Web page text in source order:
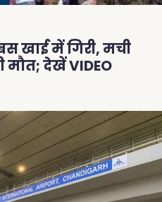
खाई में गिरी, मची
देखें VIDEO